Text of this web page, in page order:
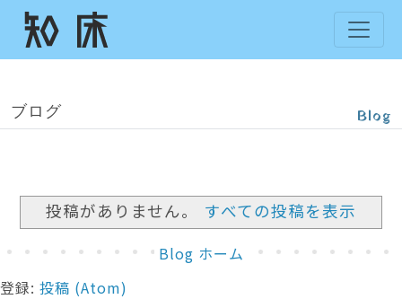
ブログ Blog
投稿がありません。 すべての投稿を表示
Blog ホーム
登録: 投稿 (Atom)